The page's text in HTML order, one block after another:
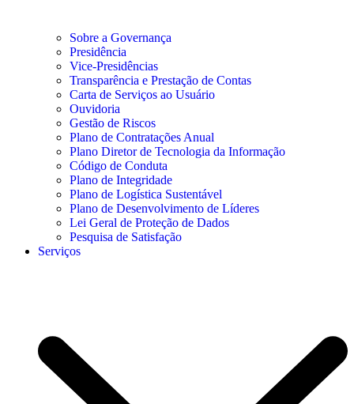
Sobre a Governança
Presidência
Vice-Presidências
Transparência e Prestação de Contas
Carta de Serviços ao Usuário
Ouvidoria
Gestão de Riscos
Plano de Contratações Anual
Plano Diretor de Tecnologia da Informação
Código de Conduta
Plano de Integridade
Plano de Logística Sustentável
Plano de Desenvolvimento de Líderes
Lei Geral de Proteção de Dados
Pesquisa de Satisfação
Serviços